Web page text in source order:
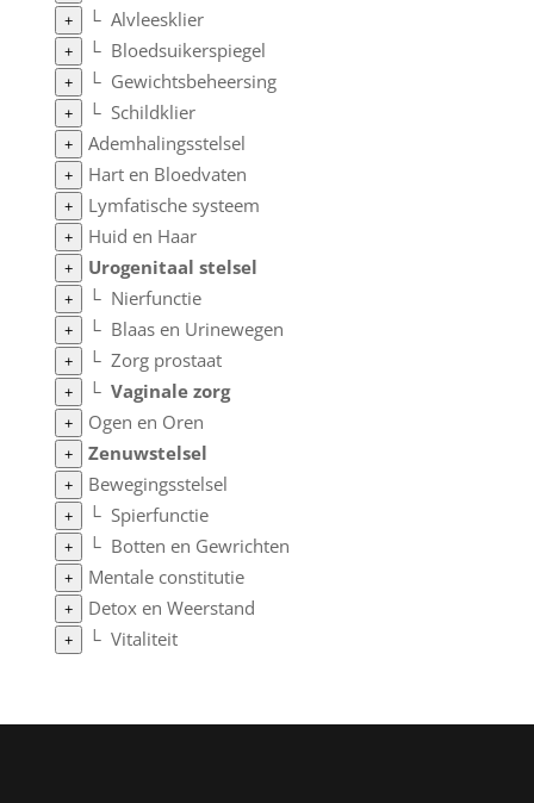
+ └ Alvleesklier
+ └ Bloedsuikerspiegel
+ └ Gewichtsbeheersing
+ └ Schildklier
+ Ademhalingsstelsel
+ Hart en Bloedvaten
+ Lymfatische systeem
+ Huid en Haar
+ Urogenitaal stelsel
+ └ Nierfunctie
+ └ Blaas en Urinewegen
+ └ Zorg prostaat
+ └ Vaginale zorg
+ Ogen en Oren
+ Zenuwstelsel
+ Bewegingsstelsel
+ └ Spierfunctie
+ └ Botten en Gewrichten
+ Mentale constitutie
+ Detox en Weerstand
+ └ Vitaliteit